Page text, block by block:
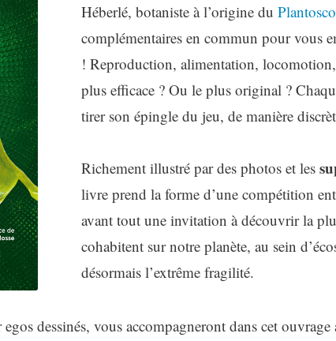
Héberlé, botaniste à l’origine du
complémentaires en commun pour vous
! Reproduction, alimentation,
plus efficace ? Ou le plus original ?
tirer son épingle du jeu, de manière
Richement illustré par des photos et les
livre prend la forme d’une compétition
avant tout une invitation à découvrir la
cohabitent sur notre planète, au sein
désormais l’extrême fragilité.
dessinés, vous accompagneront dans cet ouvrage